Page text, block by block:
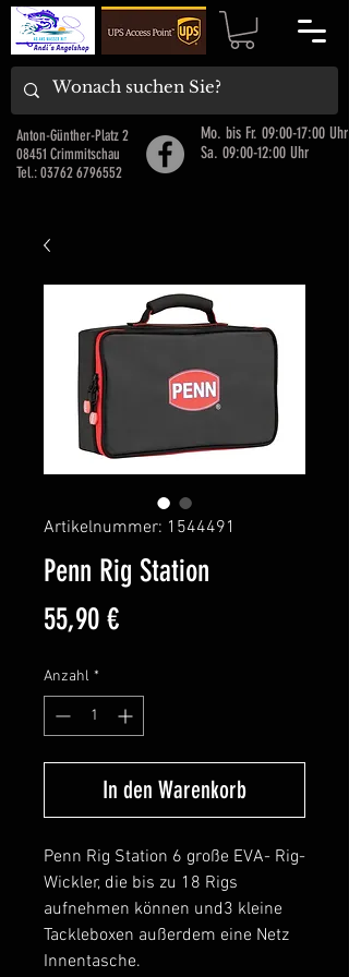
Anton-Günther-Platz 2
08451 Crimmitschau
Tel.:03762 6796552
Mo. bis Fr. 09:00-17:00 Uhr
Sa. 09:00-12:00 Uhr
Artikelnummer: 1544491
Penn Rig Station
55,90 €Preis
Anzahl *
In den Warenkorb
Penn Rig Station 6 große EVA- Rig-
Wickler, die bis zu 18 Rigs
aufnehmen können und3 kleine
Tackleboxen außerdem eine Netz
Innentasche.